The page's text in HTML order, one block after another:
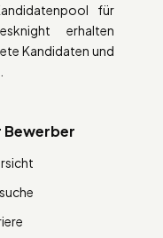
für
erhalten
Kandidaten und
Bewerber